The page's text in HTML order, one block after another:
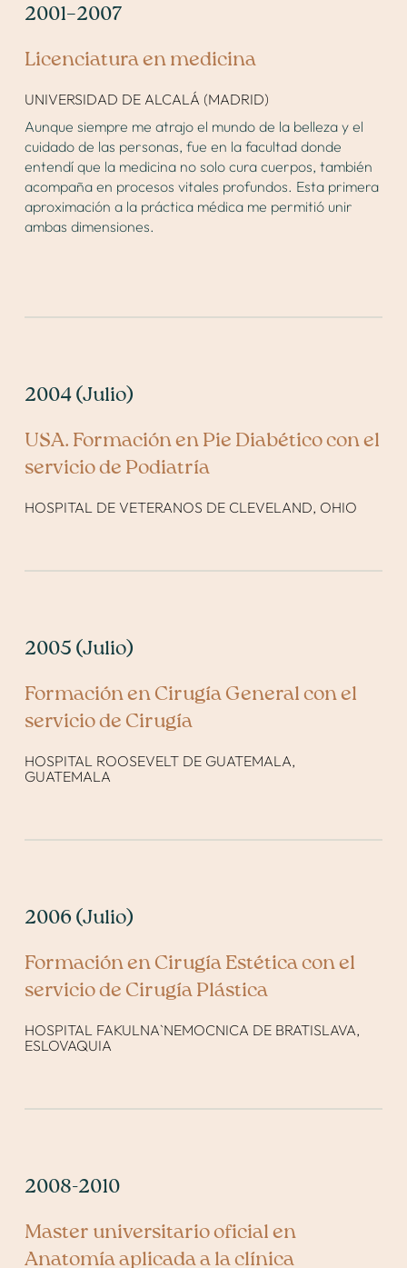
2001–2007
Licenciatura en medicina
UNIVERSIDAD DE ALCALÁ (MADRID)
Aunque siempre me atrajo el mundo de la belleza y el
cuidado de las personas, fue en la facultad donde
entendí que la medicina no solo cura cuerpos, también
acompaña en procesos vitales profundos. Esta primera
aproximación a la práctica médica me permitió unir
ambas dimensiones.
2004 (Julio)
USA. Formación en Pie Diabético con el
servicio de Podiatría
HOSPITAL DE VETERANOS DE CLEVELAND, OHIO
2005 (Julio)
Formación en Cirugía General con el
servicio de Cirugía
HOSPITAL ROOSEVELT DE GUATEMALA,
GUATEMALA
2006 (Julio)
Formación en Cirugía Estética con el
servicio de Cirugía Plástica
HOSPITAL FAKULNA`NEMOCNICA DE BRATISLAVA,
ESLOVAQUIA
2008-2010
Master universitario oficial en
Anatomía aplicada a la clínica